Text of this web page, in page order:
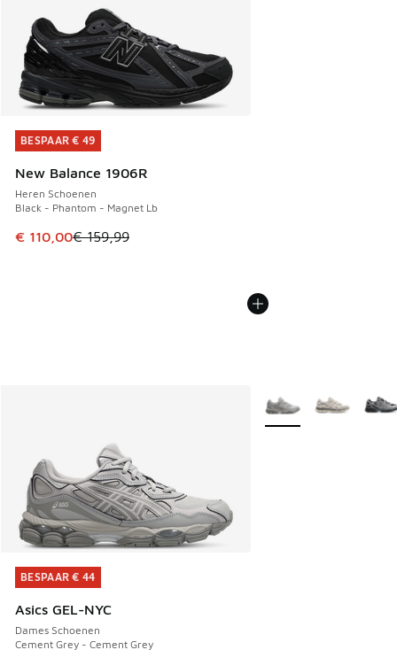
BESPAAR € 49
New Balance 1906R
Heren Schoenen
Black - Phantom - Magnet Lb
Dit artikel is in de uitverkoop. Dit artikel is in de
€ 110,00€ 159,99
BESPAAR € 49
BESPAAR € 44
Asics GEL-NYC
Dames Schoenen
Cement Grey - Cement Grey
BESPAAR € 44
Meer kleuren